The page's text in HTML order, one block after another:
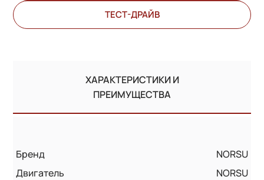
ТЕСТ-ДРАЙВ
ХАРАКТЕРИСТИКИ И
ПРЕИМУЩЕСТВА
Бренд
NORSU
Двигатель
NORSU